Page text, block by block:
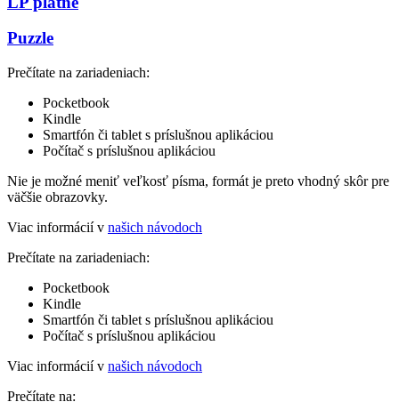
Puzzle
Prečítate na zariadeniach:
Pocketbook
Kindle
Smartfón či tablet s príslušnou aplikáciou
Počítač s príslušnou aplikáciou
Nie je možné meniť veľkosť písma, formát je preto vhodný skôr pre
väčšie obrazovky.
Viac informácií v našich návodoch
Prečítate na zariadeniach:
Pocketbook
Kindle
Smartfón či tablet s príslušnou aplikáciou
Počítač s príslušnou aplikáciou
Viac informácií v našich návodoch
Prečítate na: